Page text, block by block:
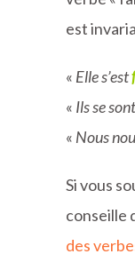
est
« Elle s’est
« Ils se
« Nous
Si vous
conseille
des